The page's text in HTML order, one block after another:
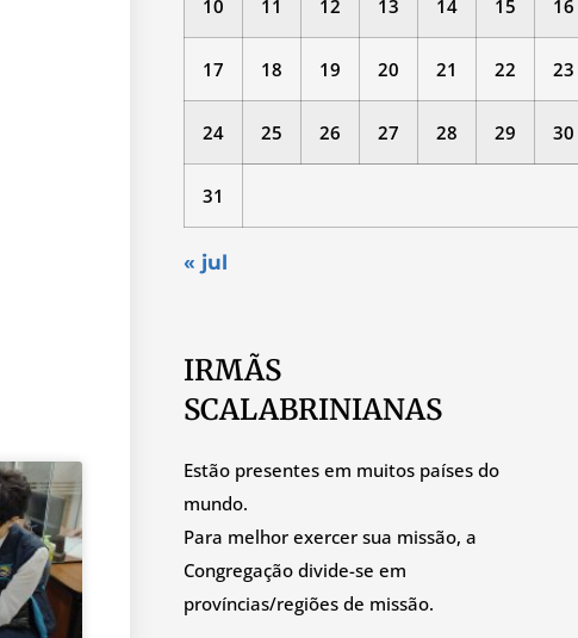
10 11 12 13 14 15 16
17 18 19 20 21 22 23
24 25 26 27 28 29 30
31
« jul
IRMÃS
SCALABRINIANAS
Estão presentes em muitos países do
mundo.
Para melhor exercer sua missão, a
Congregação divide-se em
províncias/regiões de missão.